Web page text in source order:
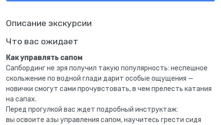
Описание экскурсии
Что вас ожидает
Как управлять сапом
Сапбординг не зря получил такую популярность: неспешное
скольжение по водной глади дарит особые ощущения —
новички смогут сами прочувстовать, в чем прелесть катания
на сапах.
Перед прогулкой вас ждет подробный инструктаж:
вы освоите азы управления сапом, научитесь грести сидя